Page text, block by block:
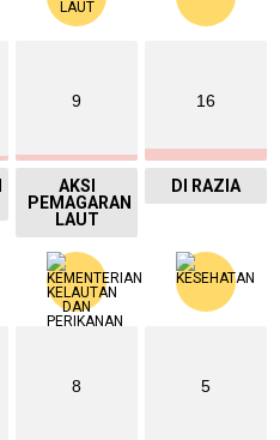
9
AKSI
PEMAGARAN
LAUT
16
DI RAZIA
8 5